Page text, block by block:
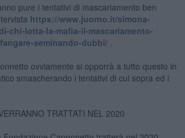
pure i tentativi di mascariamento ben
https://www.juorno.it/simona-
chi-lotta-la-mafia-il-mascariamento-
seminando-dubbi/.
ovviamente si opporrà a tutto questo in
smascherando i tentativi di cui sopra ed i
TRATTATI NEL 2020